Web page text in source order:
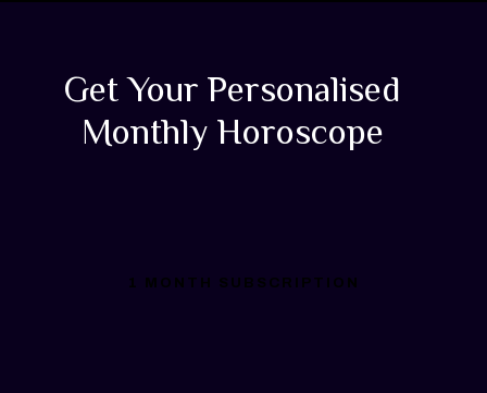
Get Your Personalised
Monthly Horoscope
1 MONTH SUBSCRIPTION